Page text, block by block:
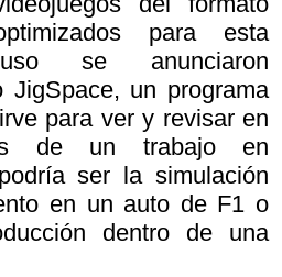
para esta
se anunciaron
JigSpace, un programa
para ver y revisar en
de un trabajo en
ser la simulación
en un auto de F1 o
dentro de una